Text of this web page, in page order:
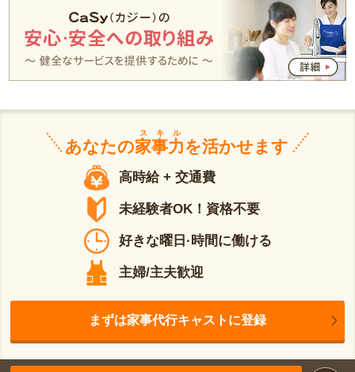
あなたの家事力
スキル
を活かせます
高時給 + 交通費
未経験者OK！資格不要
好きな曜日·時間に働ける
主婦/主夫歓迎
まずは家事代行キャストに登録